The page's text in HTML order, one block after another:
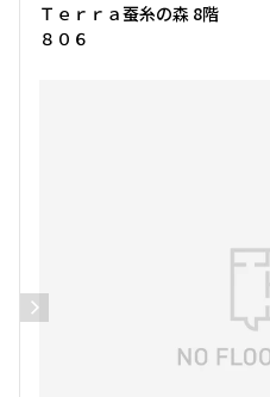
建物施設やお部屋の設備、方位
検索対象お
件
お部屋を再
Ｔｅｒｒａ蚕糸の森 8階
８０６